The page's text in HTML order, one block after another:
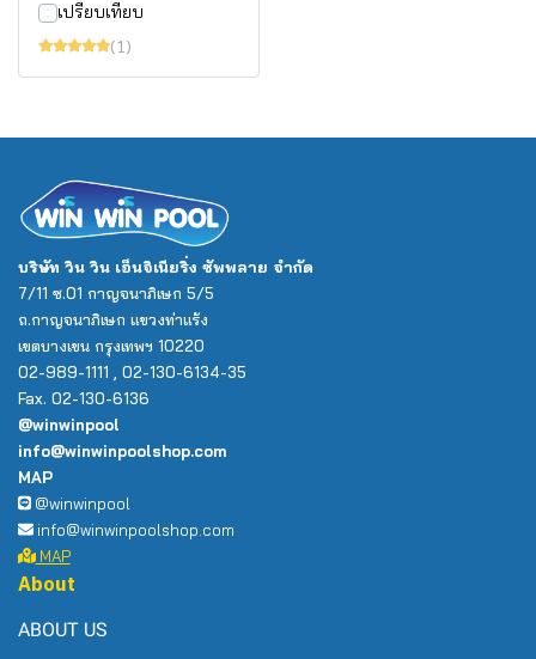
เปรียบเทียบ
(1)
บริษัท วิน วิน เอ็นจิเนียริ่ง ซัพพลาย จำกัด
7/11 ซ.01 กาญจนาภิเษก 5/5
ถ.กาญจนาภิเษก แขวงท่าแร้ง
เขตบางเขน กรุงเทพฯ 10220
02-989-1111 , 02-130-6134-35
Fax. 02-130-6136
@winwinpool
info@winwinpoolshop.com
MAP
@winwinpool
info@winwinpoolshop.com
MAP
About
ABOUT US